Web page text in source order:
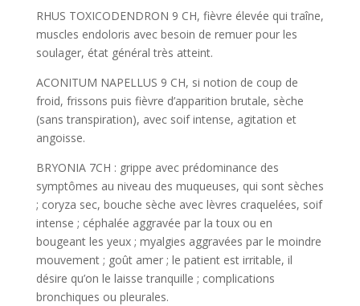
RHUS TOXICODENDRON 9 CH, fièvre élevée qui traîne,
muscles endoloris avec besoin de remuer pour les
soulager, état général très atteint.
ACONITUM NAPELLUS 9 CH, si notion de coup de
froid, frissons puis fièvre d’apparition brutale, sèche
(sans transpiration), avec soif intense, agitation et
angoisse.
BRYONIA 7CH : grippe avec prédominance des
symptômes au niveau des muqueuses, qui sont sèches
; coryza sec, bouche sèche avec lèvres craquelées, soif
intense ; céphalée aggravée par la toux ou en
bougeant les yeux ; myalgies aggravées par le moindre
mouvement ; goût amer ; le patient est irritable, il
désire qu’on le laisse tranquille ; complications
bronchiques ou pleurales.